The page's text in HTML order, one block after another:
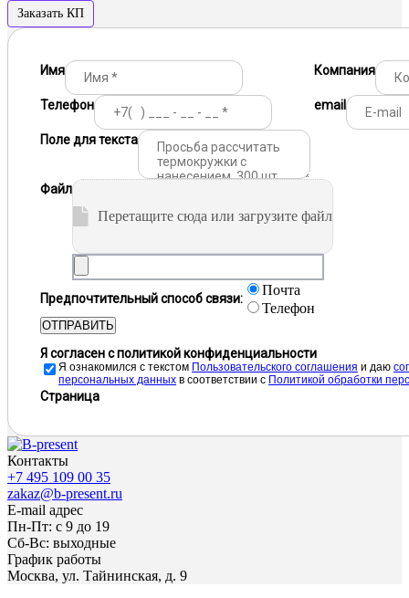
Заказать КП
Имя Компания
Телефон email
Поле для текста
Файл
Перетащите сюда или загрузите файл
Предпочтительный способ связи:
Почта
Телефон
ОТПРАВИТЬ
Я согласен с политикой конфиденциальности
Я ознакомился с текстом Пользовательского соглашения и даю
персональных данных в соответствии с Политикой обработки
Страница
Контакты
+7 495 109 00 35
zakaz@b-present.ru
E-mail адрес
Пн-Пт: с 9 до 19
Сб-Вс: выходные
График работы
Москва, ул. Тайнинская, д. 9